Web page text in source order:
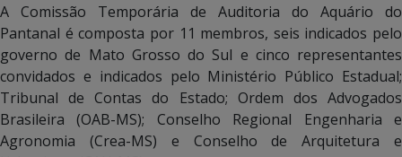
A Comissão Temporária de Auditoria do Aquário do
Pantanal é composta por 11 membros, seis indicados pelo
governo de Mato Grosso do Sul e cinco representantes
convidados e indicados pelo Ministério Público Estadual;
Tribunal de Contas do Estado; Ordem dos Advogados
Brasileira (OAB-MS); Conselho Regional Engenharia e
Agronomia (Crea-MS) e Conselho de Arquitetura e